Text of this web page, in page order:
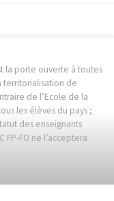
la porte ouverte à toutes
territorialisation de
de l’Ecole de la
les élèves du pays ;
des enseignants
FP-FO ne l’acceptera